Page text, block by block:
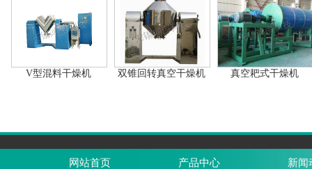
V型混料干燥机 双锥回转真空干燥机 真空耙式干燥机
网站首页 产品中心 新闻